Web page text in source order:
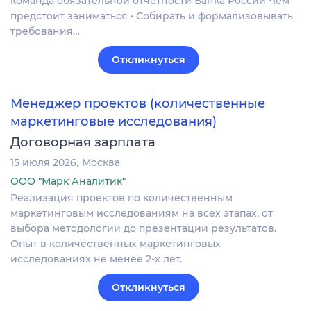
предстоит заниматься • Собирать и формализовывать
требования…
Откликнуться
Менеджер проектов (количественные
маркетинговые исследования)
Договорная зарплата
15 июля 2026 Москва
ООО "Марк Аналитик"
Реализация проектов по количественным
маркетинговым исследованиям на всех этапах, от
выбора методологии до презентации результатов.
Опыт в количественных маркетинговых
исследованиях не менее 2-х лет.
Откликнуться